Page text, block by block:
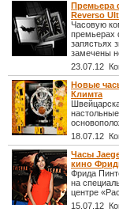
Премьера
Reverso
Часовую
премьерах
запястьях
замечены
23.07.12
Новые
Климта
18.07.12
Часы
кино
Фрида
на
центре
15.07.12